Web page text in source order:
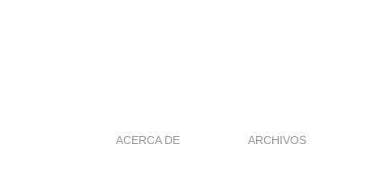
ACERCA DE ARCHIVOS